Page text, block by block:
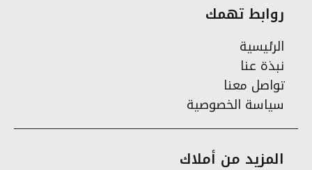
روابط تهمك
الرئيسية
نبذة عنا
تواصل معنا
سياسة الخصوصية
المزيد من أملاك